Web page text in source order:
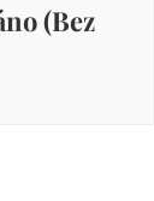
(Bez